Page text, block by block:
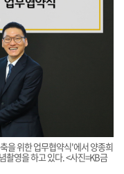
을 위한 업무협약식'에서 양종희
촬영을 하고 있다. <사진=KB금